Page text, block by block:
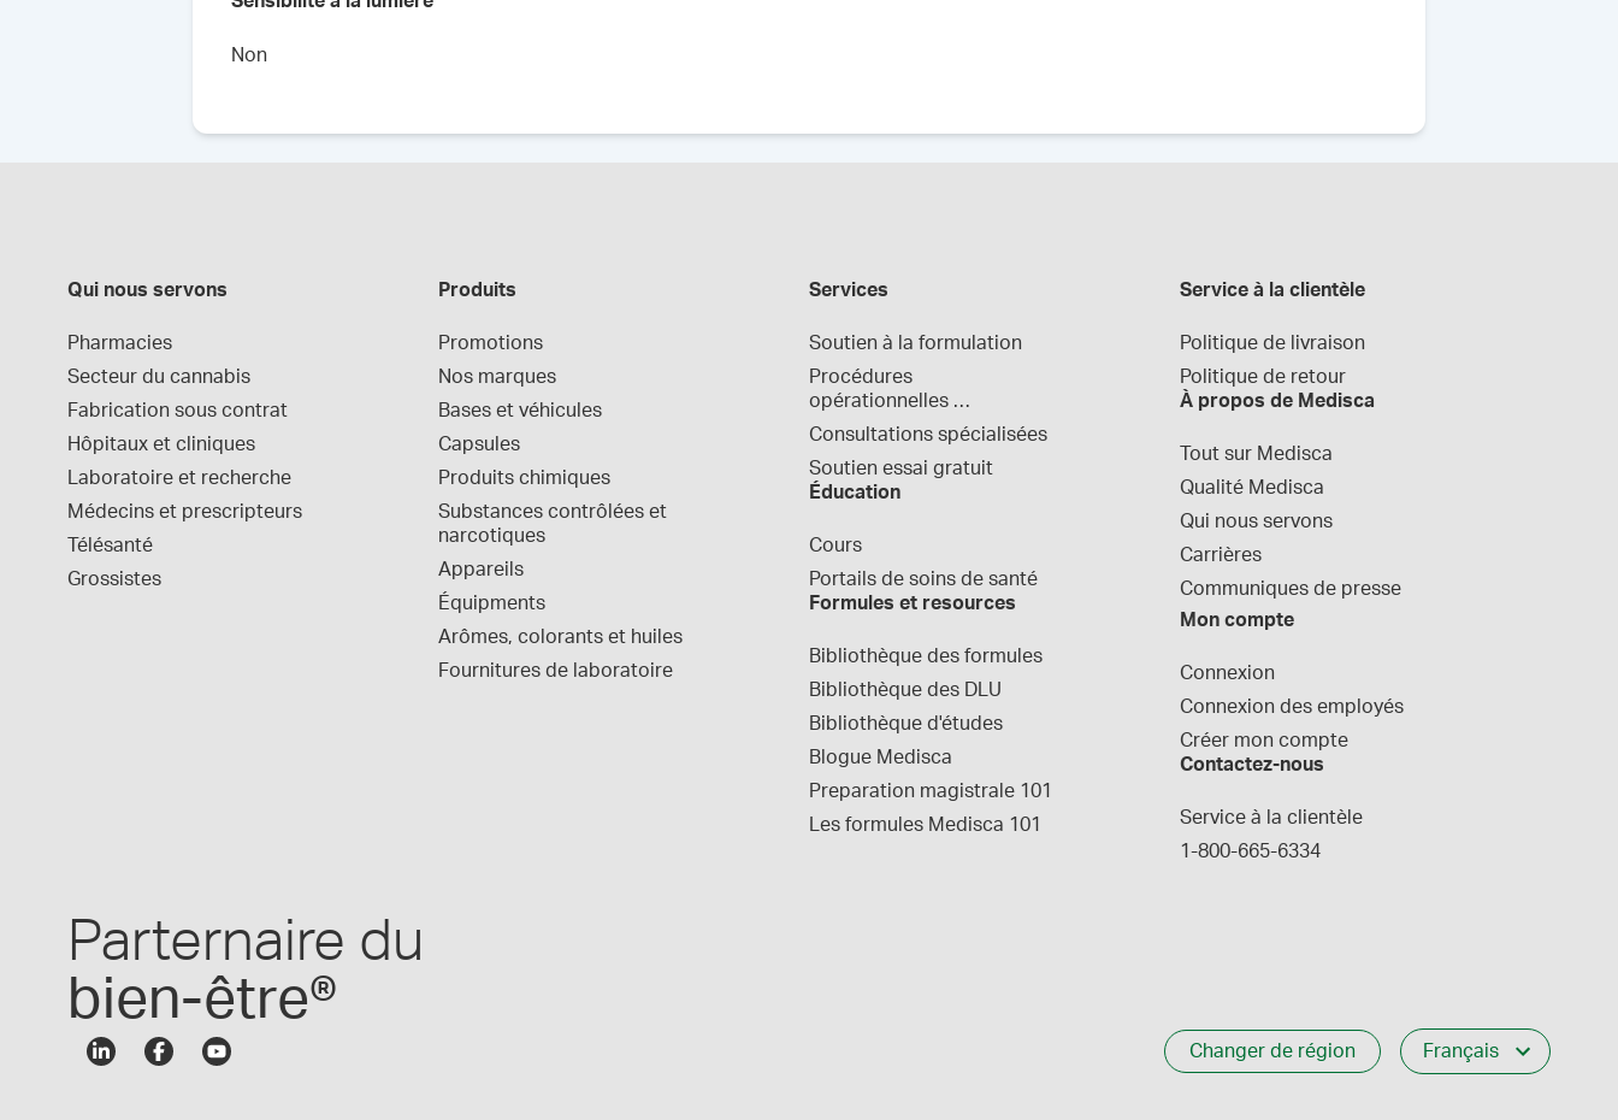
Non
Qui nous servons
Pharmacies
Secteur du cannabis
Fabrication sous contrat
Hôpitaux et cliniques
Laboratoire et recherche
Médecins et prescripteurs
Télésanté
Grossistes
Produits
Promotions
Nos marques
Bases et véhicules
Capsules
Produits chimiques
Substances contrôlées et
narcotiques
Appareils
Équipments
Arômes, colorants et huiles
Fournitures de laboratoire
Services
Soutien à la formulation
Procédures
opérationnelles
normalisées
Consultations spécialisées
Soutien essai gratuit
Éducation
Cours
Portails de soins de santé
Formules et resources
Bibliothèque des formules
Bibliothèque des DLU
Bibliothèque d'études
Blogue Medisca
Preparation magistrale 101
Les formules Medisca 101
Service à la clientèle
Politique de livraison
Politique de retour
À propos de Medisca
Tout sur Medisca
Qualité Medisca
Qui nous servons
Carrières
Communiques de presse
Mon compte
Connexion
Connexion des employés
Créer mon compte
Contactez-nous
Service à la clientèle
1-800-665-6334
Parternaire du
bien-être®
Changer de région Français